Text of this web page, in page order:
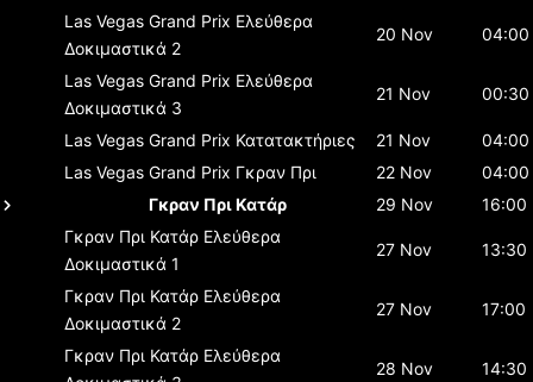
Las Vegas Grand Prix Ελεύθερα
Δοκιμαστικά 2
20 Nov 04:00
Las Vegas Grand Prix Ελεύθερα
Δοκιμαστικά 3
21 Nov 00:30
Las Vegas Grand Prix Κατατακτήριες 21 Nov
04:00
Las Vegas Grand Prix Γκραν Πρι 22 Nov
04:00
Γκραν Πρι Κατάρ
29 Nov
16:00
Γκραν Πρι Κατάρ Ελεύθερα
Δοκιμαστικά 1
27 Nov 13:30
Γκραν Πρι Κατάρ Ελεύθερα
Δοκιμαστικά 2
27 Nov 17:00
Γκραν Πρι Κατάρ Ελεύθερα
28 Nov 14:30